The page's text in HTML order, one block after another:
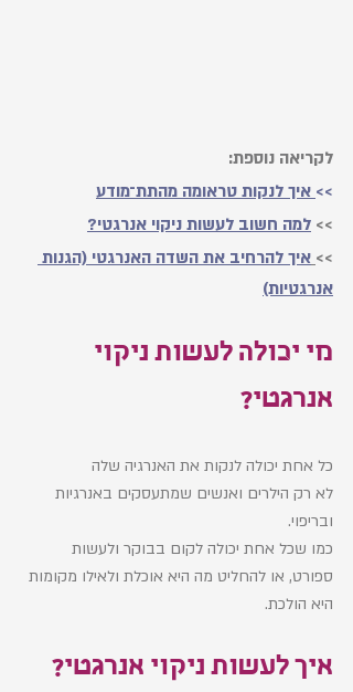
לקריאה נוספת:
>> איך לנקות טראומה מהתת־מודע
>> למה חשוב לעשות ניקוי אנרגטי?
>> איך להרחיב את השדה האנרגטי (הגנות
אנרגטיות)
מי יכולה לעשות ניקוי
אנרגטי?
כל אחת יכולה לנקות את האנרגיה שלה
לא רק הילרים ואנשים שמתעסקים באנרגיות
ובריפוי.
כמו שכל אחת יכולה לקום בבוקר ולעשות
ספורט, או להחליט מה היא אוכלת ולאילו מקומות
היא הולכת.
איך לעשות ניקוי אנרגטי?